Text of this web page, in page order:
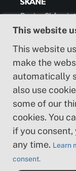
This website
This website
make the
automatically
also use
some of our
cookies. You
if you
any time. Learn
consent.
Region Skåne is
development of
and outside
Cookie policy